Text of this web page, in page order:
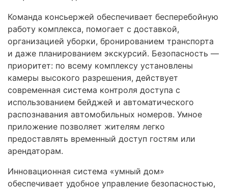
Команда консьержей обеспечивает бесперебойную
работу комплекса, помогает с доставкой,
организацией уборки, бронированием транспорта
и даже планированием экскурсий. Безопасность —
приоритет: по всему комплексу установлены
камеры высокого разрешения, действует
современная система контроля доступа с
использованием бейджей и автоматического
распознавания автомобильных номеров. Умное
приложение позволяет жителям легко
предоставлять временный доступ гостям или
арендаторам.
Инновационная система «умный дом»
обеспечивает удобное управление безопасностью,